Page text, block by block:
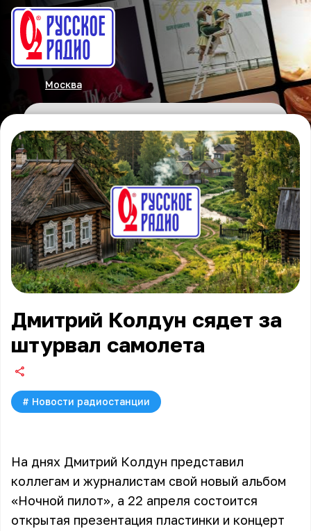
Москва
Дмитрий Колдун сядет за
штурвал самолета
# Новости радиостанции
На днях Дмитрий Колдун представил
коллегам и журналистам свой новый альбом
«Ночной пилот», а 22 апреля состоится
открытая презентация пластинки и концерт